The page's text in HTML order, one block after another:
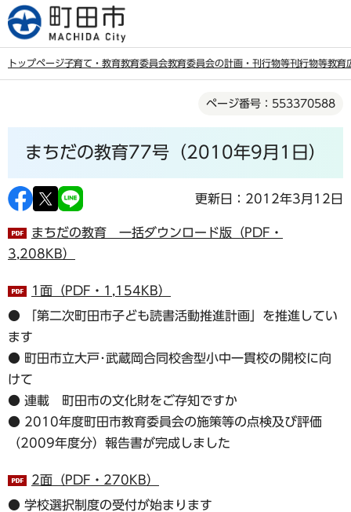
こ
の
す
トップページ子育て・教育教育委員会教育委員会の計画・刊行物等刊行物等教育
ら
ページ番号：553370588
まちだの教育77号（2010年9月1日）
更新日：2012年3月12日
まちだの教育 一括ダウンロード版（PDF・
3,208KB）
1面（PDF・1,154KB）
● 「第二次町田市子ども読書活動推進計画」を推進してい
ます
● 町田市立大戸･武蔵岡合同校舎型小中一貫校の開校に向
けて
● 連載 町田市の文化財をご存知ですか
● 2010年度町田市教育委員会の施策等の点検及び評価
（2009年度分）報告書が完成しました
2面（PDF・270KB）
● 学校選択制度の受付が始まります